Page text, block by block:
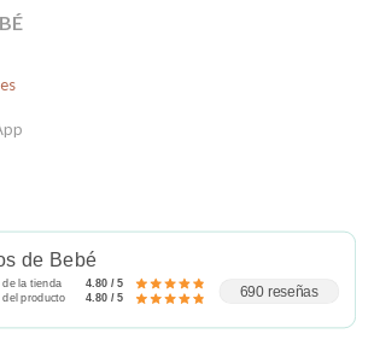
de Bebé
de la tienda
4.80 / 5
del producto
4.80 / 5 690 reseñas